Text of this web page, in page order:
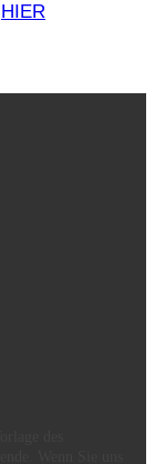
HIER